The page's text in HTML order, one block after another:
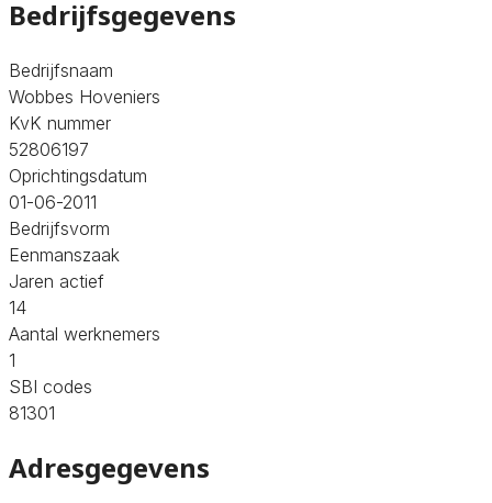
Bedrijfsgegevens
Bedrijfsnaam
Wobbes Hoveniers
KvK nummer
52806197
Oprichtingsdatum
01-06-2011
Bedrijfsvorm
Eenmanszaak
Jaren actief
14
Aantal werknemers
1
SBI codes
81301
Adresgegevens